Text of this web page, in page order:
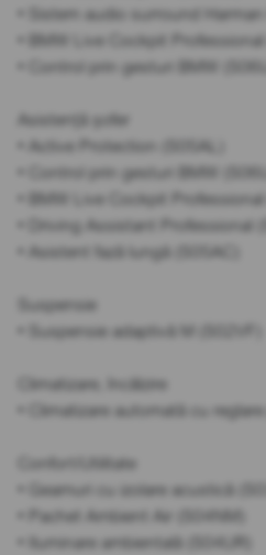
• Sistem audio surround
• BMW Live Cockpit Professional
• Control prin gesturi BMW
Asistență șofer
• Active Protection (S05AL)
• Control prin gesturi BMW
• BMW Live Cockpit Professional
• Driving Assistant Professional
• Asistent fază lungă (S05AC)
Suspensie
• Suspensie adaptivă M (S02VF)
Climatizare, încălzire
• Climatizare automată cu
Confort/Utilitate
• Geamuri cu izolare acustică
• Pachet Ambient Air (S04NM)
• Iluminare ambientală (S04UR)